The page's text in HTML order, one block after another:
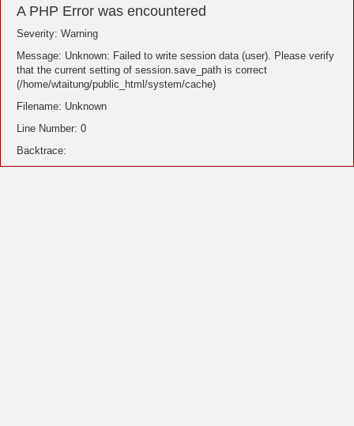
A PHP Error was encountered
Severity: Warning
Message: Unknown: Failed to write session data (user). Please verify
that the current setting of session.save_path is correct
(/home/wtaitung/public_html/system/cache)
Filename: Unknown
Line Number: 0
Backtrace: